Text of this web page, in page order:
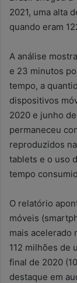
2021, uma alta
quando eram
A análise
e 23 minutos
tempo, a
dispositivos
2020 e junho
permaneceu
reproduzidos
tablets e o uso
tempo
O relatório
móveis
mais acelerado
112 milhões de
final de 2020
destaque em